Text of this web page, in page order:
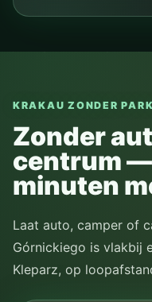
KRAKAU ZONDER
Zonder
centrum —
minuten
Laat auto, camper of
Górnickiego is vlakbij
Kleparz, op